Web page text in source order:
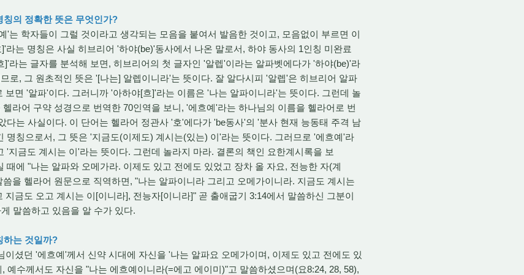
의 정확한 뜻은 무엇인가?
'는 학자들이 그럴 것이라고 생각되는 모음을 붙여서 발음한 것이고, 모음없이 부르면 이
라는 명칭은 사실 히브리어 '하야(be)'동사에서 나온 말로서, 하야 동사의 1인칭 미완료
]'라는 글자를 분석해 보면, 히브리어의 첫 글자인 '알렙'이라는 알파벳에다가 '하야(be)'라
로, 그 원초적인 뜻은 '[나는] 알렙이니라'는 뜻이다. 잘 알다시피 '알렙'은 히브리어 알파
보면 '알파'이다. 그러니까 '아하야[흐]'라는 이름은 '나는 알파이니라'는 뜻이다. 그런데 놀
라어 구약 성경으로 번역한 70인역을 보니, '에흐예'라는 하나님의 이름을 헬라어로 번
다는 사실이다. 이 단어는 헬라어 정관사 '호'에다가 'be동사'의 '분사 현재 능동태 주격 남
명칭으로서, 그 뜻은 '지금도(이제도) 계시는(있는) 이'라는 뜻이다. 그러므로 '에흐예'라
'지금도 계시는 이'라는 뜻이다. 그런데 놀라지 마라. 결론의 책인 요한계시록을 보
때에 "나는 알파와 오메가라. 이제도 있고 전에도 있었고 장차 올 자요, 전능한 자(계
을 헬라어 원문으로 직역하면, "나는 알파이니라 그리고 오메가이니라. 지금도 계시는
지금도 오고 계시는 이[이니라], 전능자[이니라]" 곧 출애굽기 3:14에서 말씀하신 그분이
말씀하고 있음을 알 수가 있다.
하는 것일까?
이셨던 '에흐예'께서 신약 시대에 자신을 '나는 알파요 오메가이며, 이제도 있고 전에도 있
예수께서도 자신을 "나는 에흐예이니라(=에고 에이미)"고 말씀하셨으며(요8:24, 28, 58),